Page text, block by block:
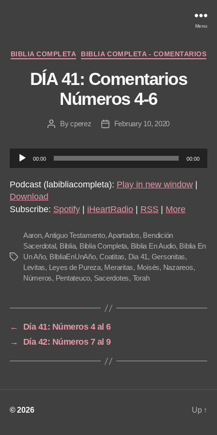
Menu
Categories
BIBLIA COMPLETA BIBLIA COMPLETA - COMENTARIOS
DÍA 41: Comentarios
Números 4-6
PostBycperez
PostFebruary 10, 2020
u
d
i
o
y
00:00 00:00
Podcast (labibliacompleta): Play in new window
Download
Subscribe: Spotify iHeartRadio RSS More
Tags
Aaron,Antiguo Testamento,Apartados, Bendición
Sacerdotal, Biblia, Biblia Completa, Biblia En Audio, Biblia En
Un Año, BIbliaEnUnAño,Coatitas, Dia 41, Gersonitas,
Levitas, Leyes de Pureza, Meraritas, Moisés, Nazareos,
Números, Pentateuco, Sacerdotes, Torah
←
Día 41: Números 4 al 6
→
Día 42: Números 7 al 9
© 2026 Up ↑